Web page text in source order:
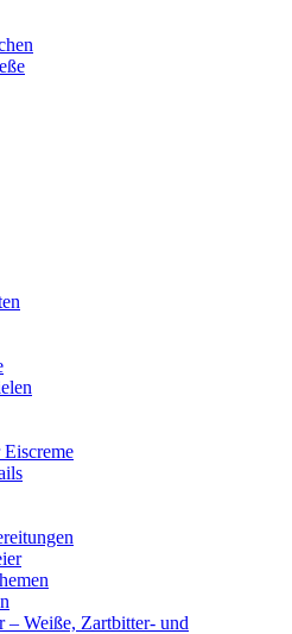
– Weiße, Zartbitter- und